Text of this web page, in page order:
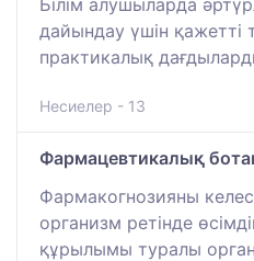
дайындау үшін қажетті
практикалық
Несиелер - 13
Фармацевтикалық
Фармакогнозияны
организм ретінде
құрылымы туралы